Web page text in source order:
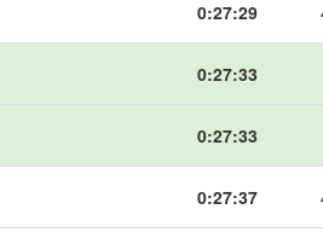
0:27:29
0:27:33
0:27:33
0:27:37